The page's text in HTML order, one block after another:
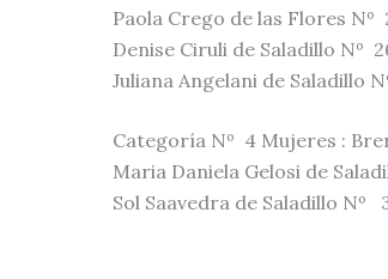
Paola Crego de las Flores Nº
Denise Ciruli de Saladillo Nº
Juliana Angelani de Saladillo
Categoría Nº 4 Mujeres :
Maria Daniela Gelosi de
Sol Saavedra de Saladillo Nº